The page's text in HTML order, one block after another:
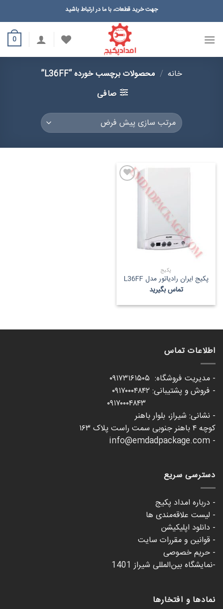
جهت خرید قطعات، با ما در ارتباط باشید
0
خانه / محصولات برچسب خورده “L36FF”
صافی
پکیج
پکیج ایران رادیاتور مدل L36FF
تماس بگیرید
اطلاعات تماس
- مدیریت فروشگاه: ۰۹۱۷۳۱۶۱۵۰۵
- فروش و پشتیبانی: ۰۹۱۷۰۰۰۴۸۴۲
- نشانی: شیراز، بلوار باهنر
کوچه ۴ باهنر جنوبی سمت راست پلاک ۱۶۳
- info@emdadpackage.com
دسترسی سریع
- درباره امداد پکیج
- لیست علاقه‌مندی ها
- دانلود اپلیکیشن
- قوانین و مقررات سایت
- حریم خصوصی
-نمایشگاه بین‌المللی شیراز 1401
نمادها و افتخارها